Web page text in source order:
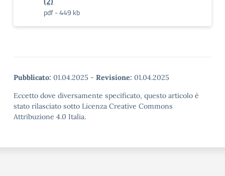
pdf - 449 kb
Pubblicato: 01.04.2025 - Revisione: 01.04.2025
Eccetto dove diversamente specificato, questo articolo è
stato rilasciato sotto Licenza Creative Commons
Attribuzione 4.0 Italia.